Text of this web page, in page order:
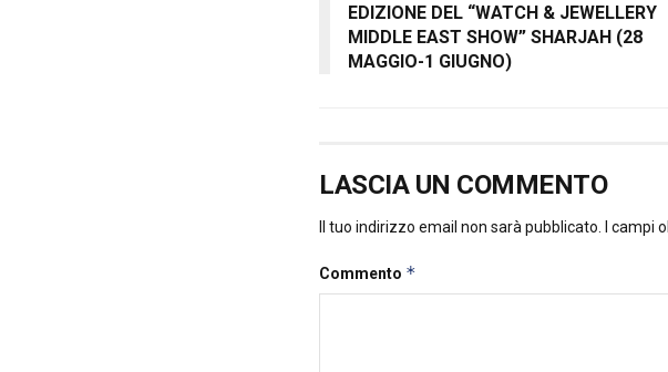
EDIZIONE DEL “WATCH & JEWELLERY
MIDDLE EAST SHOW” SHARJAH (28
MAGGIO-1 GIUGNO)
LASCIA UN COMMENTO
Il tuo indirizzo email non sarà pubblicato. I campi
Commento *